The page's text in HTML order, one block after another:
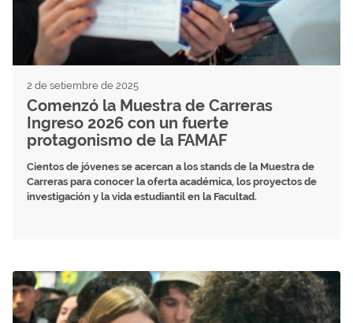
2 de setiembre de 2025
Comenzó la Muestra de Carreras
Ingreso 2026 con un fuerte
protagonismo de la FAMAF
Cientos de jóvenes se acercan a los stands de la Muestra de
Carreras para conocer la oferta académica, los proyectos de
investigación y la vida estudiantil en la Facultad.